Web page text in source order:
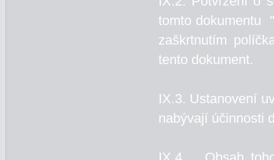
tomto dokumentu
zaškrtnutím
tento dokument.
IX.3. Ustanovení
nabývají účinnosti